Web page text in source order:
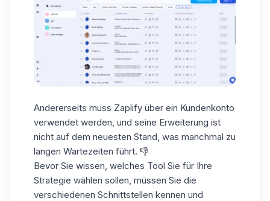
Andererseits muss Zaplify über ein Kundenkonto
verwendet werden, und seine Erweiterung ist
nicht auf dem neuesten Stand, was manchmal zu
langen Wartezeiten führt. 👎
Bevor Sie wissen, welches Tool Sie für Ihre
Strategie wählen sollen, müssen Sie die
verschiedenen Schnittstellen kennen und